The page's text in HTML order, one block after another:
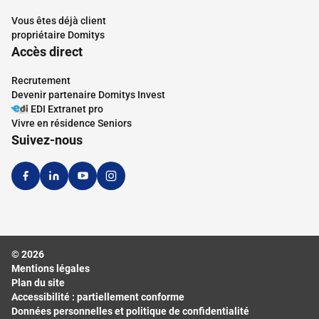
Vous êtes déjà client
propriétaire Domitys
Accès direct
Recrutement
Devenir partenaire Domitys Invest
EDI Extranet pro
Vivre en résidence Seniors
Suivez-nous
© 2026
Mentions légales
Plan du site
Accessibilité : partiellement conforme
Données personnelles et politique de confidentialité